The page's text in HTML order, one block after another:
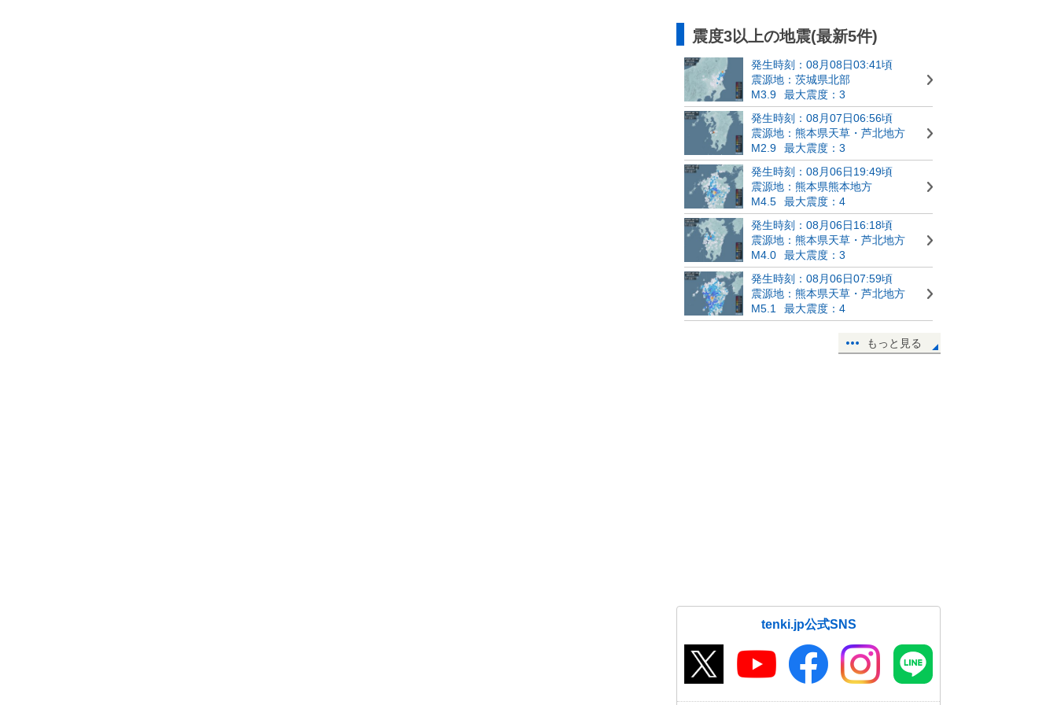
震度3以上の地震(最新5件)
発生時刻：08月08日03:41頃
震源地：茨城県北部
M3.9
最大震度：3
発生時刻：08月07日06:56頃
震源地：熊本県天草・芦北地方
M2.9
最大震度：3
発生時刻：08月06日19:49頃
震源地：熊本県熊本地方
M4.5
最大震度：4
発生時刻：08月06日16:18頃
震源地：熊本県天草・芦北地方
M4.0
最大震度：3
発生時刻：08月06日07:59頃
震源地：熊本県天草・芦北地方
M5.1
最大震度：4
もっと見る
tenki.jp公式SNS